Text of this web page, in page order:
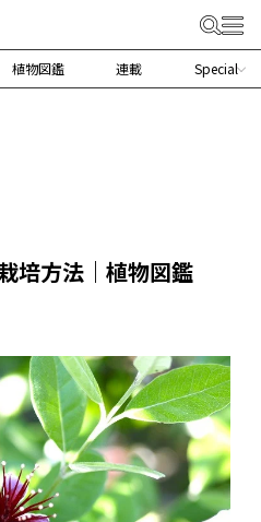
植物図鑑 連載 Special
培方法｜植物図鑑